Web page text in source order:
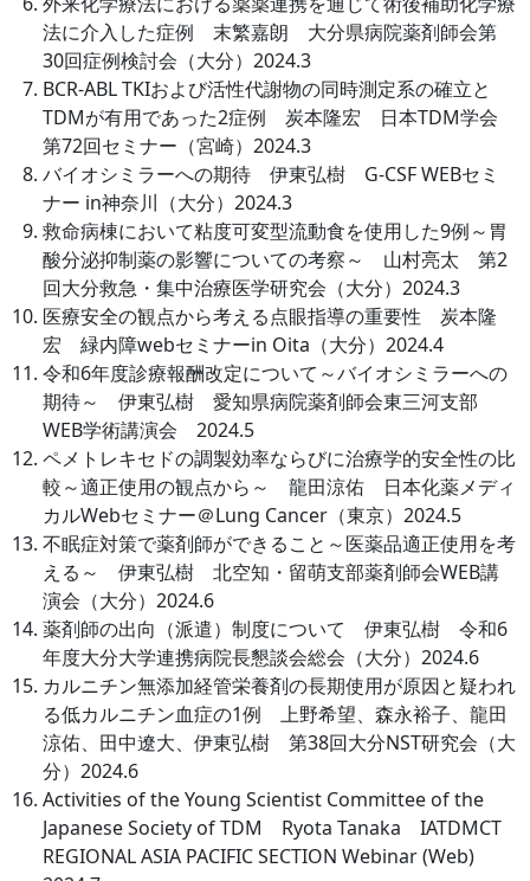
法に介入した症例 末繁嘉朗 大分県病院薬剤師会第
30回症例検討会（大分）2024.3
BCR-ABL TKIおよび活性代謝物の同時測定系の確立と
TDMが有用であった2症例 炭本隆宏 日本TDM学会
第72回セミナー（宮崎）2024.3
バイオシミラーへの期待 伊東弘樹 G-CSF WEBセミ
ナー in神奈川（大分）2024.3
救命病棟において粘度可変型流動食を使用した9例～胃
酸分泌抑制薬の影響についての考察～ 山村亮太 第2
回大分救急・集中治療医学研究会（大分）2024.3
医療安全の観点から考える点眼指導の重要性 炭本隆
宏 緑内障webセミナーin Oita（大分）2024.4
令和6年度診療報酬改定について～バイオシミラーへの
期待～ 伊東弘樹 愛知県病院薬剤師会東三河支部
WEB学術講演会 2024.5
ペメトレキセドの調製効率ならびに治療学的安全性の比
較～適正使用の観点から～ 龍田涼佑 日本化薬メディ
カルWebセミナー＠Lung Cancer（東京）2024.5
不眠症対策で薬剤師ができること～医薬品適正使用を考
える～ 伊東弘樹 北空知・留萌支部薬剤師会WEB講
演会（大分）2024.6
薬剤師の出向（派遣）制度について 伊東弘樹 令和6
年度大分大学連携病院長懇談会総会（大分）2024.6
カルニチン無添加経管栄養剤の長期使用が原因と疑われ
る低カルニチン血症の1例 上野希望、森永裕子、龍田
涼佑、田中遼大、伊東弘樹 第38回大分NST研究会（大
分）2024.6
Activities of the Young Scientist Committee of the
Japanese Society of TDM Ryota Tanaka IATDMCT
REGIONAL ASIA PACIFIC SECTION Webinar (Web)